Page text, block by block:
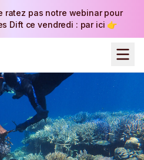
ratez pas notre webinar pour
Dift ce vendredi : par ici 👉